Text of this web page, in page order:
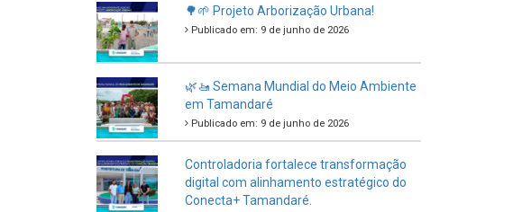
🌳🌱 Projeto Arborização Urbana!
Publicado em: 9 de junho de 2026
🌿🚤 Semana Mundial do Meio Ambiente
em Tamandaré
Publicado em: 9 de junho de 2026
Controladoria fortalece transformação
digital com alinhamento estratégico do
Conecta+ Tamandaré.